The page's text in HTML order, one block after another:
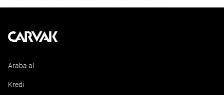
Kavak
Araba al
Kredi